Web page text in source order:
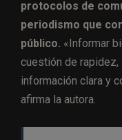
protocolos de
periodismo que
público. «Informar
cuestión de
información clara y
afirma la autora.